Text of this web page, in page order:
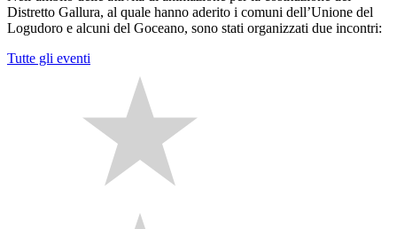
Distretto Gallura, al quale hanno aderito i comuni dell’Unione del
Logudoro e alcuni del Goceano, sono stati organizzati due incontri:
Tutte gli eventi